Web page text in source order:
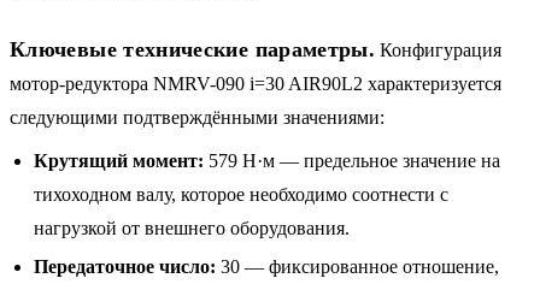
Ключевые технические параметры. Конфигурация
мотор-редуктора NMRV-090 i=30 AIR90L2 характеризуется
следующими подтверждёнными значениями:
Крутящий момент: 579 Н·м — предельное значение на
тихоходном валу, которое необходимо соотнести с
нагрузкой от внешнего оборудования.
Передаточное число: 30 — фиксированное отношение,